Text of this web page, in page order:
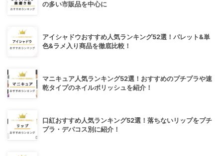
の多い市販品を中心に
アイシャドウおすすめ人気ランキング52選！パレット&単
色&ラメ入り商品を徹底比較！
マニキュア人気ランキング52選！おすすめのプチプラや速
乾タイプのネイルポリッシュを紹介！
口紅おすすめ人気ランキング52選！落ちないリップをプチ
プラ・デパコス別に紹介！